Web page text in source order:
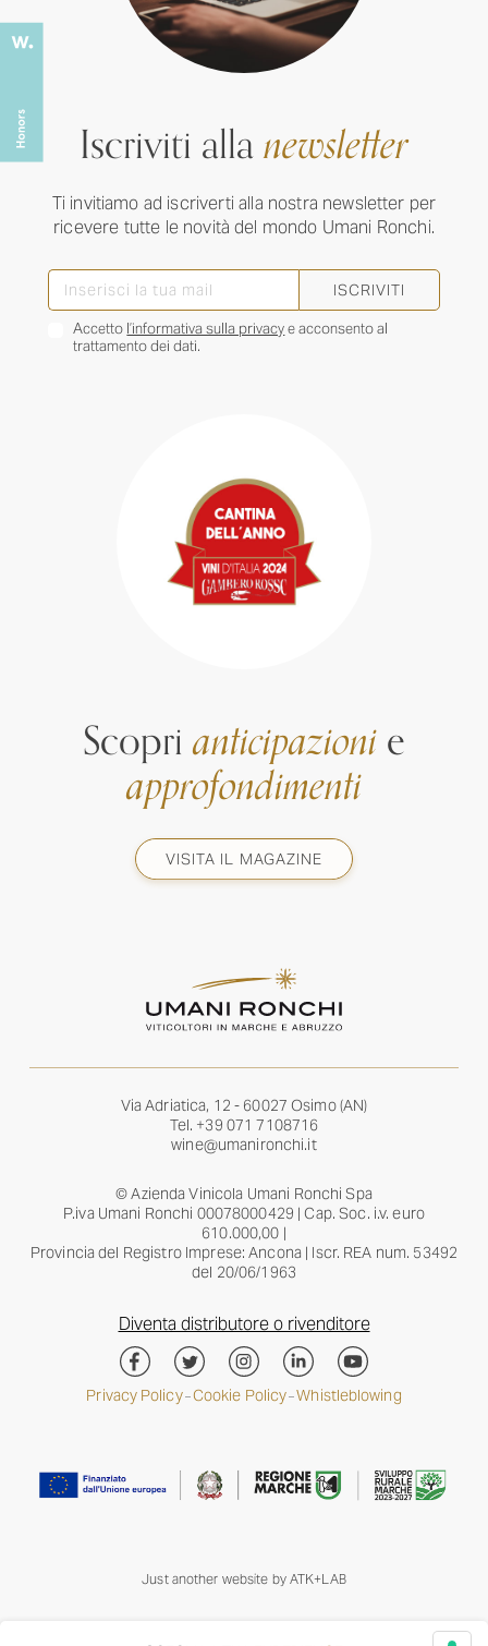
Iscriviti allanewsletter
Ti invitiamo ad iscriverti alla nostra newsletter per
ricevere tutte le novità del mondo Umani Ronchi.
ISCRIVITI
Accetto l’informativa sulla privacye acconsento al
trattamento dei dati.
Scoprianticipazionie
approfondimenti
VISITA IL MAGAZINE
Via Adriatica, 12 - 60027 Osimo (AN)
Tel. +39 071 7108716
wine@umanironchi.it
© Azienda Vinicola Umani Ronchi Spa
P.iva Umani Ronchi 00078000429 | Cap. Soc. i.v. euro
610.000,00 |
Provincia del Registro Imprese: Ancona | Iscr. REA num. 53492
del 20/06/1963
Diventa distributore o rivenditore
Privacy Policy–Cookie Policy–Whistleblowing
Just another website by ATK+LAB